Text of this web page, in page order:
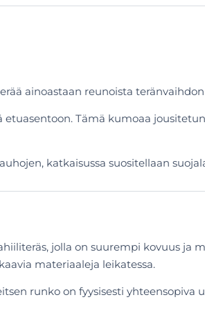
ainoastaan reunoista
Tämä kumoaa
katkaisussa suositellaan
jolla on suurempi kovuus ja
materiaaleja leikatessa.
runko on fyysisesti